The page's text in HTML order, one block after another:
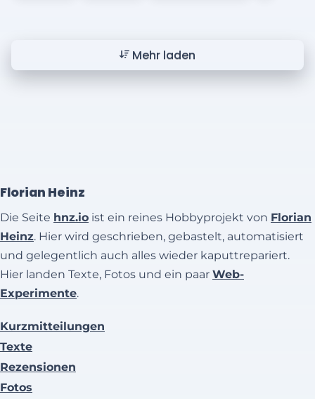
Mehr laden
Florian Heinz
Die Seite hnz.io ist ein reines Hobbyprojekt von Florian
Heinz. Hier wird geschrieben, gebastelt, automatisiert
und gelegentlich auch alles wieder kaputtrepariert.
Hier landen Texte, Fotos und ein paar Web-
Experimente.
Kurzmitteilungen
Texte
Rezensionen
Fotos